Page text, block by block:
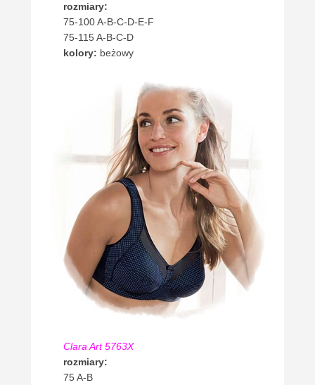
rozmiary:
75-100 A-B-C-D-E-F
75-115 A-B-C-D
kolory: beżowy
Clara Art 5763X
rozmiary:
75 A-B